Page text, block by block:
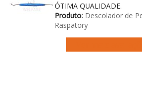
ÓTIMA QUALIDADE.
Produto:Descolador de
Raspatory